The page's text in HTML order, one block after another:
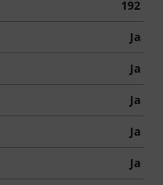
192
Ja
Ja
Ja
Ja
Ja